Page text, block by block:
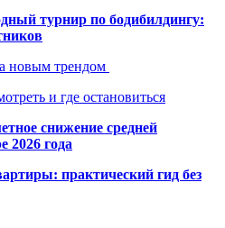
турнир по бодибилдингу:
новым трендом
и где остановиться
снижение средней
2026 года
практический гид без